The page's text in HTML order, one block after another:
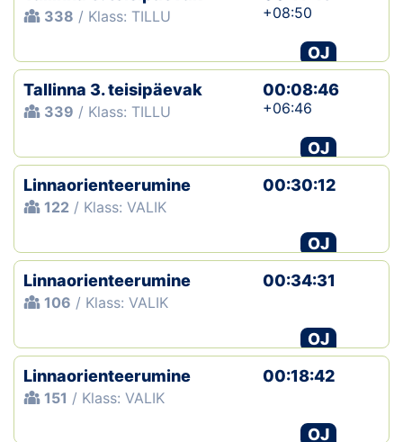
338 / Klass: TILLU +08:50
OJ
Tallinna 3. teisipäevak
339 / Klass: TILLU
00:08:46
+06:46
OJ
Linnaorienteerumine
122 / Klass: VALIK
00:30:12
OJ
Linnaorienteerumine
106 / Klass: VALIK
00:34:31
OJ
Linnaorienteerumine
151 / Klass: VALIK
00:18:42
OJ